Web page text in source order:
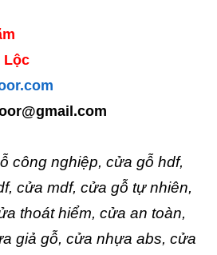
Lộc
công nghiệp, cửa gỗ hdf,
cửa mdf, cửa gỗ tự nhiên,
thoát hiểm, cửa an toàn,
giả gỗ, cửa nhựa abs, cửa